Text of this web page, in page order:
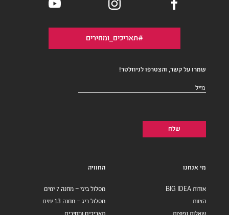
#תאריכים_ומחירים
שמרו על קשר, והצטרפו לניוזלטר!
דואר
מי אנחנו
אודות BIG IDEA
הצוות
החוויה
מסלול ביגי – מחנה 7 ימים
מסלול ביג – מחנה 13 ימים